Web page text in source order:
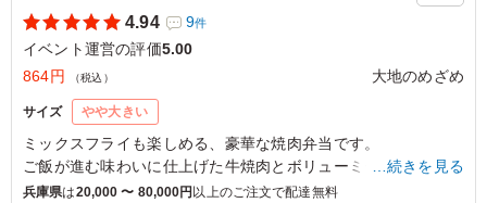
4.94 9件
イベント運営の評価5.00
864円
（税込） 大地のめざめ
サイズ やや大きい
ミックスフライも楽しめる、豪華な焼肉弁当です。
ご飯が進む味わいに仕上げた牛焼肉とボリューミーで美味しい
フライをご賞味ください。
…続きを見る
兵庫県は20,000 〜 80,000円 以上のご注文で配達無料